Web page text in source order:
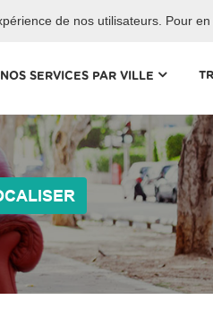
NOS SERVICES PAR VILLE
de nos utilisateurs. Pour